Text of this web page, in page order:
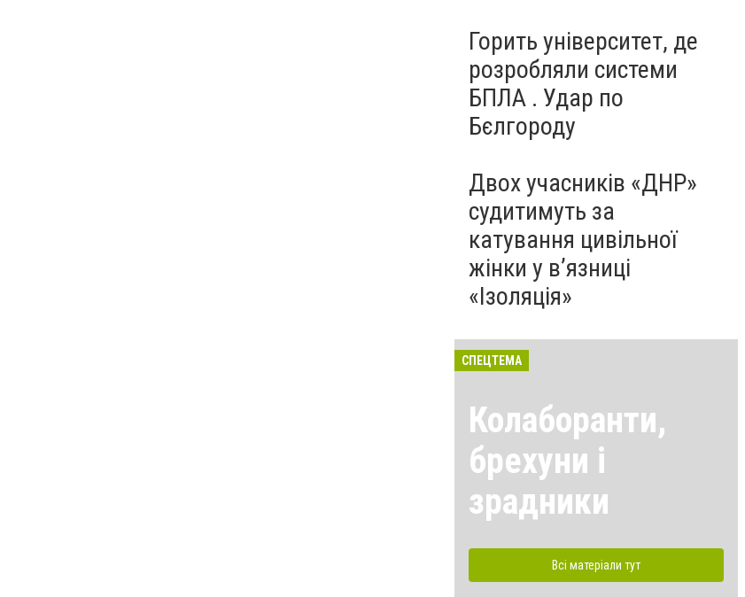
Горить університет, де
розробляли системи
БПЛА . Удар по
Бєлгороду
Двох учасників «ДНР»
судитимуть за
катування цивільної
жінки у в’язниці
«Ізоляція»
СПЕЦТЕМА
Колаборанти,
брехуни і
зрадники
Всі матеріали тут